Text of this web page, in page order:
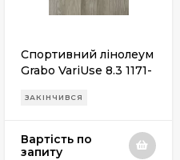
Спортивний лінолеум
Grabo VariUse 8.3 1171-
ЗАКІНЧИВСЯ
Вартість по
запиту